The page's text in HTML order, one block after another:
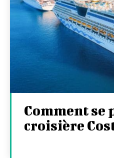
Comment se
croisière